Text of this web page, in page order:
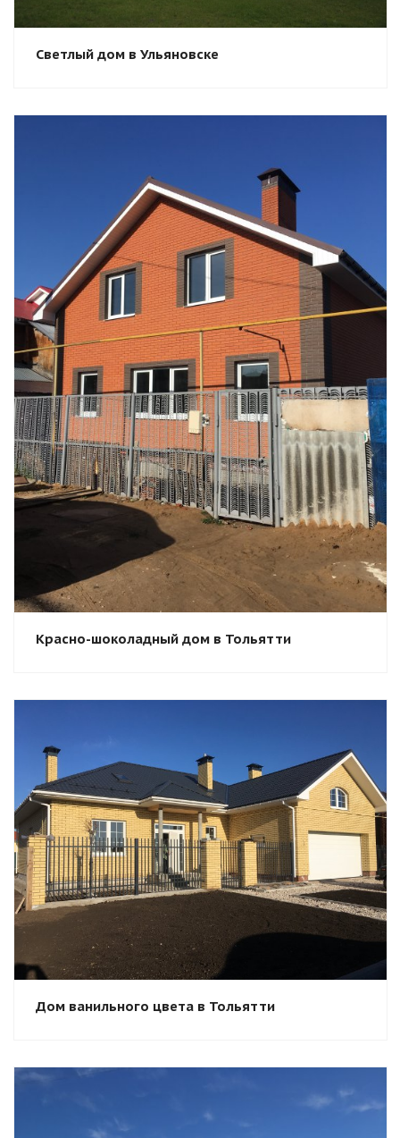
Светлый дом в Ульяновске
Смотреть проект
Красно-шоколадный дом в Тольятти
Смотреть проект
Дом ванильного цвета в Тольятти